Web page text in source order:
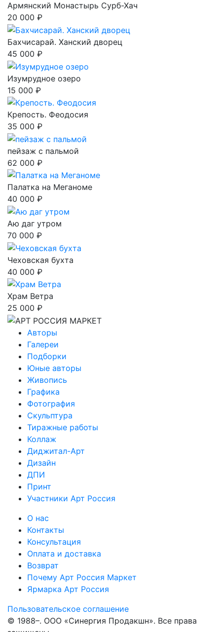
Армянский Монастырь Сурб-Хач
20 000 ₽
Бахчисарай. Ханский дворец
45 000 ₽
Изумрудное озеро
15 000 ₽
Крепость. Феодосия
35 000 ₽
пейзаж с пальмой
62 000 ₽
Палатка на Меганоме
40 000 ₽
Аю даг утром
70 000 ₽
Чеховская бухта
40 000 ₽
Храм Ветра
25 000 ₽
Авторы
Галереи
Подборки
Юные авторы
Живопись
Графика
Фотография
Скульптура
Тиражные работы
Коллаж
Диджитал-Арт
Дизайн
ДПИ
Принт
Участники Арт Россия
О нас
Контакты
Консультация
Оплата и доставка
Возврат
Почему Арт Россия Маркет
Ярмарка Арт Россия
Пользовательское соглашение
© 1988–. ООО «Синергия Продакшн». Все права